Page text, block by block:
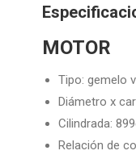
MOTOR
Tipo: gemelo
Diámetro x
Cilindrada:
Relación de